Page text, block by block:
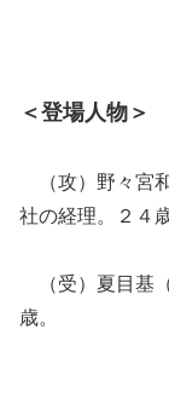
＜登場人物＞
（攻）野々宮
社の経理。２４歳
（受）夏目基
歳。